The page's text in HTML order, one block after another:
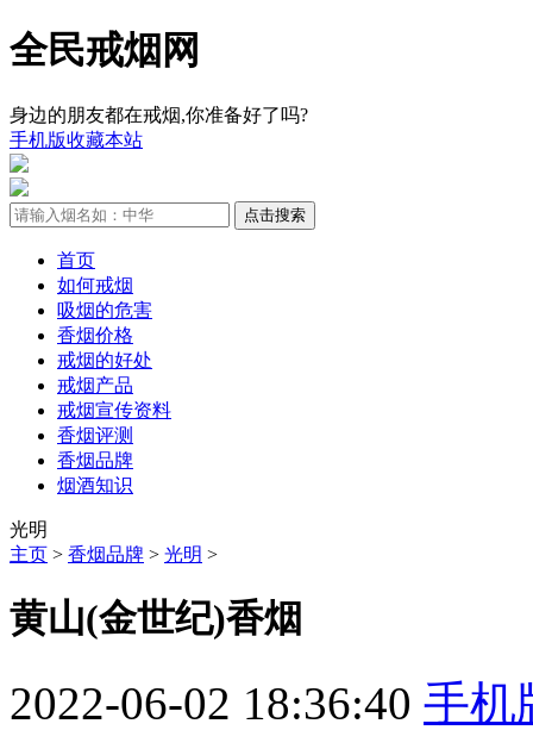
全民戒烟网
身边的朋友都在戒烟,你准备好了吗?
手机版收藏本站
首页
如何戒烟
吸烟的危害
香烟价格
戒烟的好处
戒烟产品
戒烟宣传资料
香烟评测
香烟品牌
烟酒知识
光明
主页 > 香烟品牌 > 光明 >
黄山(金世纪)香烟
2022-06-02 18:36:40 手机